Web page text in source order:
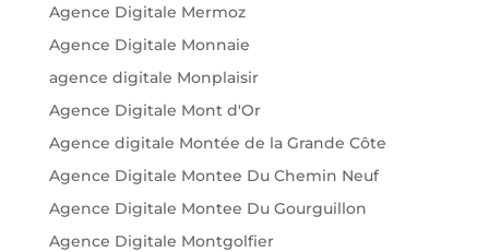
Agence Digitale Mermoz
Agence Digitale Monnaie
agence digitale Monplaisir
Agence Digitale Mont d'Or
Agence digitale Montée de la Grande Côte
Agence Digitale Montee Du Chemin Neuf
Agence Digitale Montee Du Gourguillon
Agence Digitale Montgolfier